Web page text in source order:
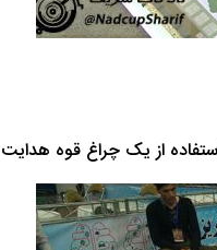
از یک چراغ قوه